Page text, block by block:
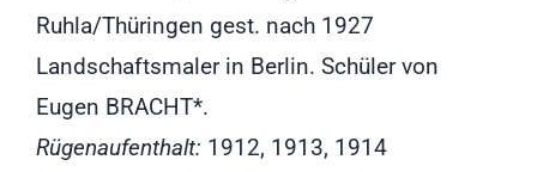
RUGIA Shop
Ruhla/Thüringen gest. nach 1927
Landschaftsmaler in Berlin. Schüler von
Eugen BRACHT*.
Rügenaufenthalt: 1912, 1913, 1914